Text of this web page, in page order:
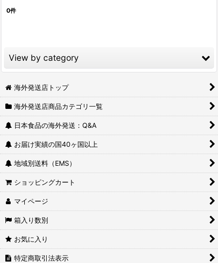
絞り込む
0件
View by category
フリーズドライ食品｜海外発送 (全商品)
フリーズドライ味噌汁
フリーズドライ和風汁物｜海外発送
フリーズドライスープ｜海外発送
みそ汁の具｜海外発送
雑炊・リゾット・丼・お粥｜海外発送
ラーメンのトッピング
海外発送店トップ
海外発送店商品カテゴリ一覧
日本食品の海外発送：Q&A
お届け実績の国40ヶ国以上
地域別送料（EMS）
ショッピングカート
マイページ
箱入り数別
お気に入り
特定商取引法表示